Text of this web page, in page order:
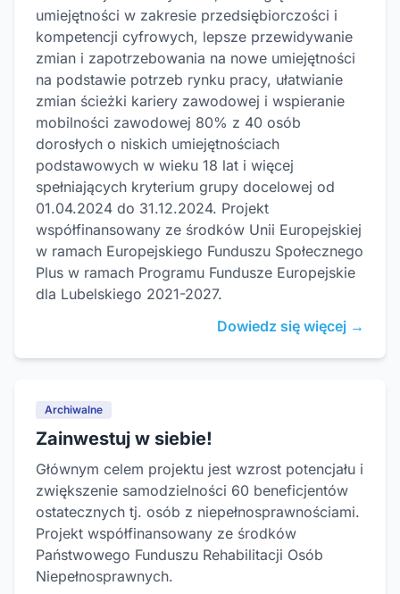
umiejętności w zakresie przedsiębiorczości i
kompetencji cyfrowych, lepsze przewidywanie
zmian i zapotrzebowania na nowe umiejętności
na podstawie potrzeb rynku pracy, ułatwianie
zmian ścieżki kariery zawodowej i wspieranie
mobilności zawodowej 80% z 40 osób
dorosłych o niskich umiejętnościach
podstawowych w wieku 18 lat i więcej
spełniających kryterium grupy docelowej od
01.04.2024 do 31.12.2024. Projekt
współfinansowany ze środków Unii Europejskiej
w ramach Europejskiego Funduszu Społecznego
Plus w ramach Programu Fundusze Europejskie
dla Lubelskiego 2021-2027.
Dowiedz się więcej →
Archiwalne
Zainwestuj w siebie!
Głównym celem projektu jest wzrost potencjału i
zwiększenie samodzielności 60 beneficjentów
ostatecznych tj. osób z niepełnosprawnościami.
Projekt współfinansowany ze środków
Państwowego Funduszu Rehabilitacji Osób
Niepełnosprawnych.